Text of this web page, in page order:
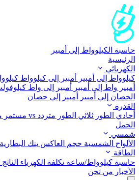
حاسبة الكيلوواط إلى أمبير
الرئيسية
الكهربائي
كيلوواط إلى أمبير
أمبير إلى كيلوواط
أمبير واط إلى أمبير أمبير إلى واط
الحصان إلى أمبير
أمبير إلى حصان
القدرة
أحادي الطور ثلاثي الطور متردد vs مستمر
الحمل
شمسي
الألواح الشمسية حجم العاكس بنك البطارية
الطاقة
حاسبة كيلوواط/ساعة تكلفة الكهرباء
الأخبار من نحن